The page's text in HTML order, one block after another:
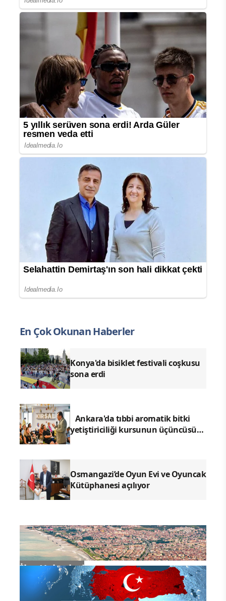
En Çok Okunan Haberler
Konya'da bisiklet festivali coşkusu
sona erdi
Ankara'da tıbbi aromatik bitki
yetiştiriciliği kursunun üçüncüsü
Osmangazi’de Oyun Evi ve Oyuncak
Kütüphanesi açılıyor
İlçe Haberleri